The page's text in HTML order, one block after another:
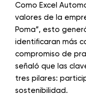
Como Excel
valores de la
Poma”, esto
identificaran más
compromiso de
señaló que las
tres pilares:
sostenibilidad.